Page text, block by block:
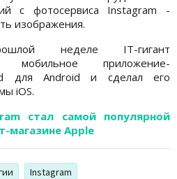
с фотосервиса Instagram -
изображения.
неделе IT-гигант
мобильное приложение-
для Android и сделал его
iOS.
стал самой популярной
магазине Apple
Instagram